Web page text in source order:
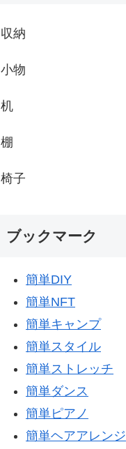
収納
小物
机
棚
椅子
ブックマーク
簡単DIY
簡単NFT
簡単キャンプ
簡単スタイル
簡単ストレッチ
簡単ダンス
簡単ピアノ
簡単ヘアアレンジ